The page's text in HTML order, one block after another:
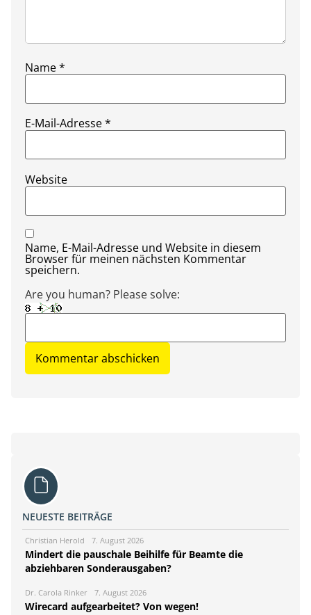
Name*
E-Mail-Adresse*
Website
Name, E-Mail-Adresse und Website in diesem
Browser für meinen nächsten Kommentar
speichern.
Are you human? Please solve:
NEUESTE BEITRÄGE
Christian Herold 7. August 2026
Mindert die pauschale Beihilfe für Beamte die
abziehbaren Sonderausgaben?
Dr. Carola Rinker 7. August 2026
Wirecard aufgearbeitet? Von wegen!